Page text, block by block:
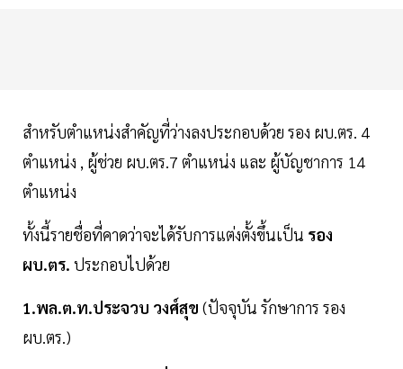
สำหรับตำแหน่งสำคัญที่ว่างลงประกอบด้วย รอง ผบ.ตร. 4
ตำแหน่ง , ผู้ช่วย ผบ.ตร.7 ตำแหน่ง และ ผู้บัญชาการ 14
ตำแหน่ง
ทั้งนี้รายชื่อที่คาดว่าจะได้รับการแต่งตั้งขึ้นเป็น รอง
ผบ.ตร. ประกอบไปด้วย
1.พล.ต.ท.ประจวบ วงศ์สุข (ปัจจุบัน รักษาการ รอง
ผบ.ตร.)